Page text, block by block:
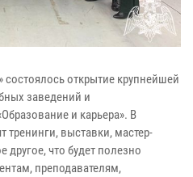
открытие крупнейшей
заведений и
и карьера». В
тренинги, выставки, мастер-
что будет полезно
преподавателям,